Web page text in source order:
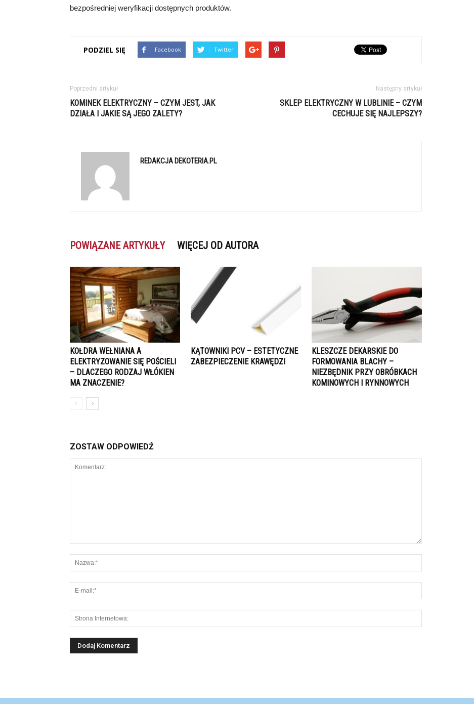
bezpośredniej weryfikacji dostępnych produktów.
PODZIEL SIĘ Facebook Twitter
Poprzedni artykuł
KOMINEK ELEKTRYCZNY – CZYM JEST, JAK
DZIAŁA I JAKIE SĄ JEGO ZALETY?
Następny artykuł
SKLEP ELEKTRYCZNY W LUBLINIE – CZYM
CECHUJE SIĘ NAJLEPSZY?
REDAKCJA DEKOTERIA.PL
POWIĄZANE ARTYKUŁY WIĘCEJ OD AUTORA
KOŁDRA WEŁNIANA A
ELEKTRYZOWANIE SIĘ POŚCIELI
– DLACZEGO RODZAJ WŁÓKIEN
MA ZNACZENIE?
KĄTOWNIKI PCV – ESTETYCZNE
ZABEZPIECZENIE KRAWĘDZI
KLESZCZE DEKARSKIE DO
FORMOWANIA BLACHY –
NIEZBĘDNIK PRZY OBRÓBKACH
KOMINOWYCH I RYNNOWYCH
ZOSTAW ODPOWIEDŹ